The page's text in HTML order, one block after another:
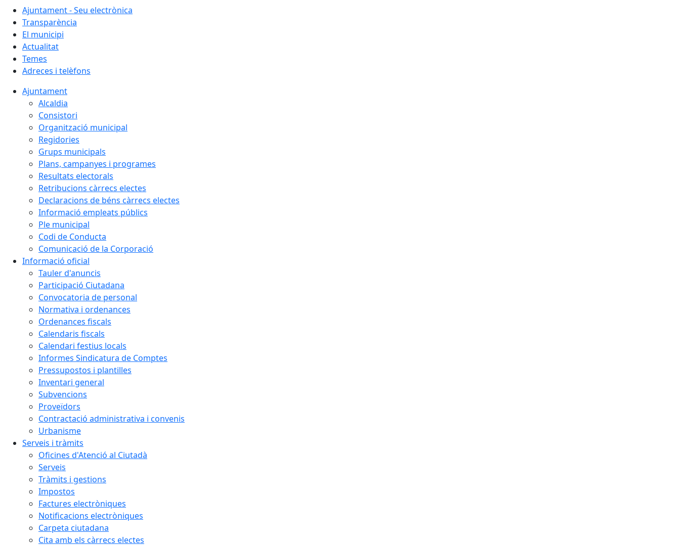
Ajuntament - Seu electrònica
Transparència
El municipi
Actualitat
Temes
Adreces i telèfons
Ajuntament
Alcaldia
Consistori
Organització municipal
Regidories
Grups municipals
Plans, campanyes i programes
Resultats electorals
Retribucions càrrecs electes
Declaracions de béns càrrecs electes
Informació empleats públics
Ple municipal
Codi de Conducta
Comunicació de la Corporació
Informació oficial
Tauler d'anuncis
Participació Ciutadana
Convocatoria de personal
Normativa i ordenances
Ordenances fiscals
Calendaris fiscals
Calendari festius locals
Informes Sindicatura de Comptes
Pressupostos i plantilles
Inventari general
Subvencions
Proveïdors
Contractació administrativa i convenis
Urbanisme
Serveis i tràmits
Oficines d'Atenció al Ciutadà
Serveis
Tràmits i gestions
Impostos
Factures electròniques
Notificacions electròniques
Carpeta ciutadana
Cita amb els càrrecs electes